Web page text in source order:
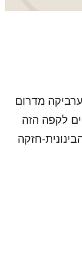
מדרום
לקפה הזה
חזקה